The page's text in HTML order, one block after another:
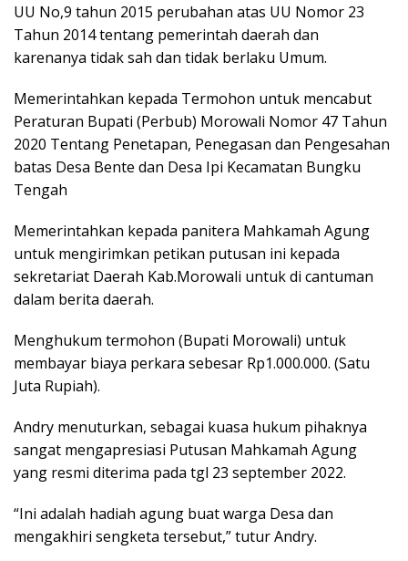
UU No,9 tahun 2015 perubahan atas UU Nomor 23
Tahun 2014 tentang pemerintah daerah dan
karenanya tidak sah dan tidak berlaku Umum.
Memerintahkan kepada Termohon untuk mencabut
Peraturan Bupati (Perbub) Morowali Nomor 47 Tahun
2020 Tentang Penetapan, Penegasan dan Pengesahan
batas Desa Bente dan Desa Ipi Kecamatan Bungku
Tengah
Memerintahkan kepada panitera Mahkamah Agung
untuk mengirimkan petikan putusan ini kepada
sekretariat Daerah Kab.Morowali untuk di cantuman
dalam berita daerah.
Menghukum termohon (Bupati Morowali) untuk
membayar biaya perkara sebesar Rp1.000.000. (Satu
Juta Rupiah).
Andry menuturkan, sebagai kuasa hukum pihaknya
sangat mengapresiasi Putusan Mahkamah Agung
yang resmi diterima pada tgl 23 september 2022.
“Ini adalah hadiah agung buat warga Desa dan
mengakhiri sengketa tersebut,” tutur Andry.